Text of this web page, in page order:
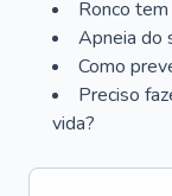
Ronco tem
Apneia do
Como
Preciso
vida?